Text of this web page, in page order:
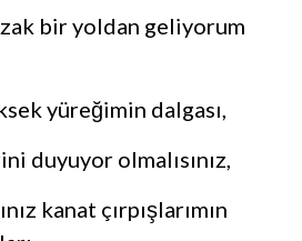
bir yoldan geliyorum
yüreğimin dalgası,
duyuyor olmalısınız,
kanat çırpışlarımın